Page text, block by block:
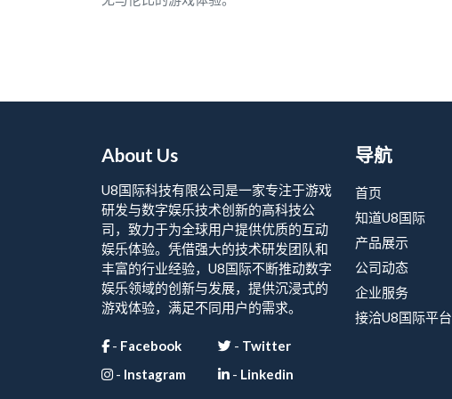
About Us
U8国际科技有限公司是一家专注于游戏
研发与数字娱乐技术创新的高科技公
司，致力于为全球用户提供优质的互动
娱乐体验。凭借强大的技术研发团队和
丰富的行业经验，U8国际不断推动数字
娱乐领域的创新与发展，提供沉浸式的
游戏体验，满足不同用户的需求。
- Facebook - Twitter
- Instagram - Linkedin
导航
首页
知道U8国际
产品展示
公司动态
企业服务
接洽U8国际平台